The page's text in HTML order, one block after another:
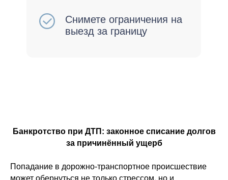
Банкротство при ДТП: законное списание долгов
за причинённый ущерб
Попадание в дорожно-транспортное происшествие
может обернуться не только стрессом, но и